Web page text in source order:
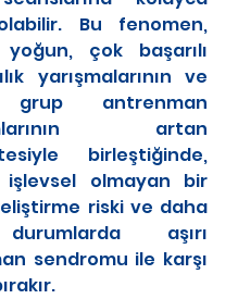
Bu fenomen,
yoğun, çok başarılı
yarışmalarının ve
antrenman
artan
birleştiğinde,
işlevsel olmayan bir
riski ve daha
aşırı
sendromu ile karşı